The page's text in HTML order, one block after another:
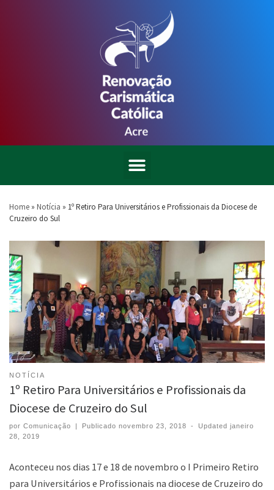
Home » Notícia » 1º Retiro Para Universitários e Profissionais da Diocese de
Cruzeiro do Sul
NOTÍCIA
1º Retiro Para Universitários e Profissionais da
Diocese de Cruzeiro do Sul
por Comunicação Publicadonovembro 23, 2018 - Updatedjaneiro
28, 2019
Aconteceu nos dias 17 e 18 de novembro o I Primeiro Retiro
para Universitários e Profissionais na diocese de Cruzeiro do